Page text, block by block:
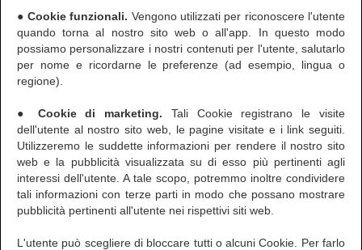
● Cookie funzionali. Vengono utilizzati per riconoscere l'utente
quando torna al nostro sito web o all'app. In questo modo
possiamo personalizzare i nostri contenuti per l'utente, salutarlo
per nome e ricordarne le preferenze (ad esempio, lingua o
regione).
● Cookie di marketing. Tali Cookie registrano le visite
dell'utente al nostro sito web, le pagine visitate e i link seguiti.
Utilizzeremo le suddette informazioni per rendere il nostro sito
web e la pubblicità visualizzata su di esso più pertinenti agli
interessi dell'utente. A tale scopo, potremmo inoltre condividere
tali informazioni con terze parti in modo che possano mostrare
pubblicità pertinenti all'utente nei rispettivi siti web.
L'utente può scegliere di bloccare tutti o alcuni Cookie. Per farlo